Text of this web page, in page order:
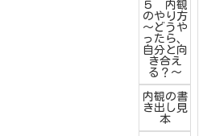
５ 内観
のやり方
～どうや
ったら、
自分と向
き合え
る？～
内観の書
き出し見
本